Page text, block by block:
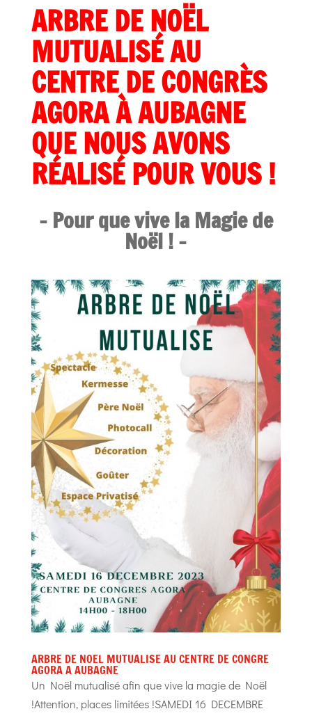
ARBRE DE NOËL
MUTUALISÉ AU
CENTRE DE CONGRÈS
AGORA À AUBAGNE
QUE NOUS AVONS
RÉALISÉ POUR VOUS !
– Pour que vive la Magie de
Noël ! –
ARBRE DE NOEL MUTUALISE AU CENTRE DE CONGRE
AGORA A AUBAGNE
Un Noël mutualisé afin que vive la magie de Noël
!Attention, places limitées !SAMEDI 16 DECEMBRE